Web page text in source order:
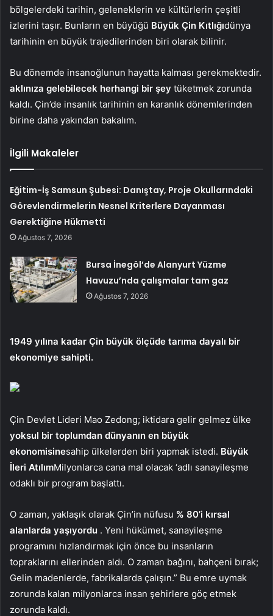
bölgelerdeki tarihin, geleneklerin ve kültürlerin çeşitli
izlerini taşır. Bunların en büyüğü Büyük Çin Kıtlığıdünya
tarihinin en büyük trajedilerinden biri olarak bilinir.
Bu dönemde insanoğlunun hayatta kalması gerekmektedir.
aklınıza gelebilecek herhangi bir şey tüketmek zorunda
kaldı. Çin’de insanlık tarihinin en karanlık dönemlerinden
birine daha yakından bakalım.
İlgili Makaleler
Eğitim-İş Samsun Şubesi: Danıştay, Proje Okullarındaki
Görevlendirmelerin Nesnel Kriterlere Dayanması
Gerektiğine Hükmetti
Ağustos 7, 2026
Bursa İnegöl’de Alanyurt Yüzme
Havuzu’nda çalışmalar tam gaz
Ağustos 7, 2026
1949 yılına kadar Çin büyük ölçüde tarıma dayalı bir
ekonomiye sahipti.
Çin Devlet Lideri Mao Zedong; iktidara gelir gelmez ülke
yoksul bir toplumdan dünyanın en büyük
ekonomisinesahip ülkelerden biri yapmak istedi. Büyük
İleri AtılımMilyonlarca cana mal olacak ‘adlı sanayileşme
odaklı bir program başlattı.
O zaman, yaklaşık olarak Çin’in nüfusu % 80’i kırsal
alanlarda yaşıyordu . Yeni hükümet, sanayileşme
programını hızlandırmak için önce bu insanların
topraklarını ellerinden aldı. O zaman bağını, bahçeni bırak;
Gelin madenlerde, fabrikalarda çalışın.” Bu emre uymak
zorunda kalan milyonlarca insan şehirlere göç etmek
zorunda kaldı.